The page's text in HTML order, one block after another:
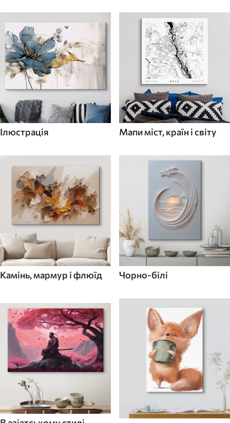
Ілюстрація Мапи міст, країн і світу
Камінь, мармур і флюїд Чорно-білі